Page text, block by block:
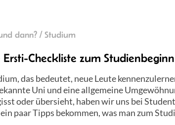
dann? / Studium
Ersti-Checkliste zum Studienbeginn
das bedeutet, neue Leute
Uni und eine allgemeine
oder übersieht, haben wir uns bei
paar Tipps bekommen, was man zum